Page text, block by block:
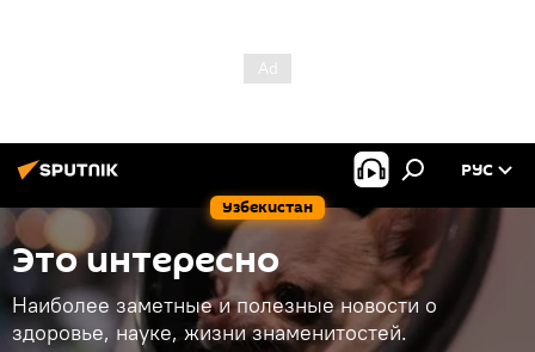
Узбекистан
РУС
Это интересно
Наиболее заметные и полезные новости о
здоровье, науке, жизни знаменитостей.